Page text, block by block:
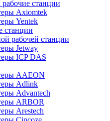
станции
Axiomtek
Yentek
станции
рабочей станции
Jetway
ICP DAS
AAEON
Adlink
Advantech
ARBOR
Arestech